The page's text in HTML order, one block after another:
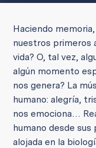
Haciendo
nuestros primeros
vida? O, tal vez,
algún momento
nos genera? La
humano: alegría,
nos emociona…
humano desde
alojada en la